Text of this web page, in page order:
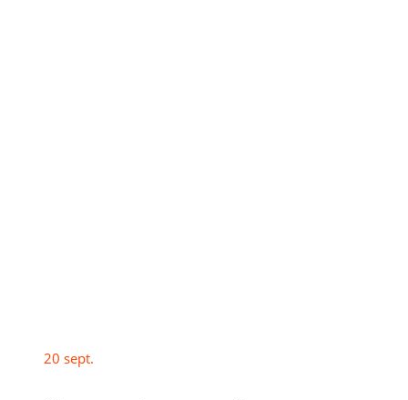
20 sept.